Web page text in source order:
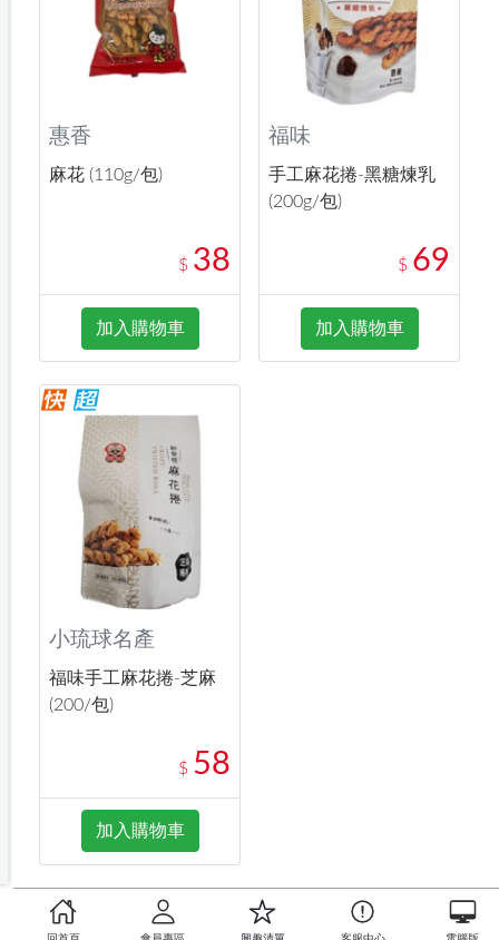
惠香
麻花 (110g/包)
$ 38
加入購物車
福味
手工麻花捲-黑糖煉乳
(200g/包)
$ 69
加入購物車
小琉球名產
福味手工麻花捲-芝麻
(200/包)
$ 58
加入購物車